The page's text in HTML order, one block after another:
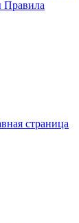
Правила
страница